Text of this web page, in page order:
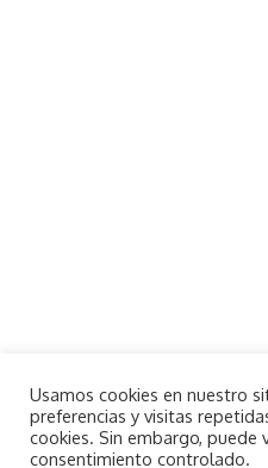
Usamos cookies en nuestro
preferencias y visitas
cookies. Sin embargo, puede
consentimiento controlado.